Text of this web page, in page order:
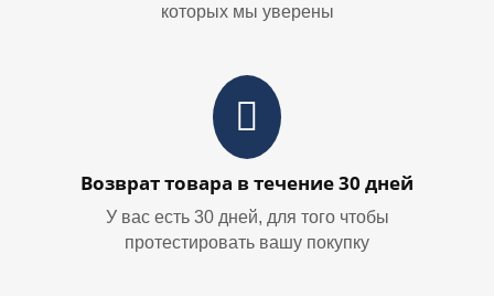
которых мы уверены
Возврат товара в течение 30 дней
У вас есть 30 дней, для того чтобы
протестировать вашу покупку